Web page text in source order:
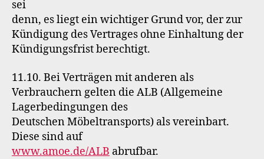
sei
denn, es liegt ein wichtiger Grund vor, der zur
Kündigung des Vertrages ohne Einhaltung der
Kündigungsfrist berechtigt.
11.10. Bei Verträgen mit anderen als
Verbrauchern gelten die ALB (Allgemeine
Lagerbedingungen des
Deutschen Möbeltransports) als vereinbart.
Diese sind auf
www.amoe.de/ALB abrufbar.